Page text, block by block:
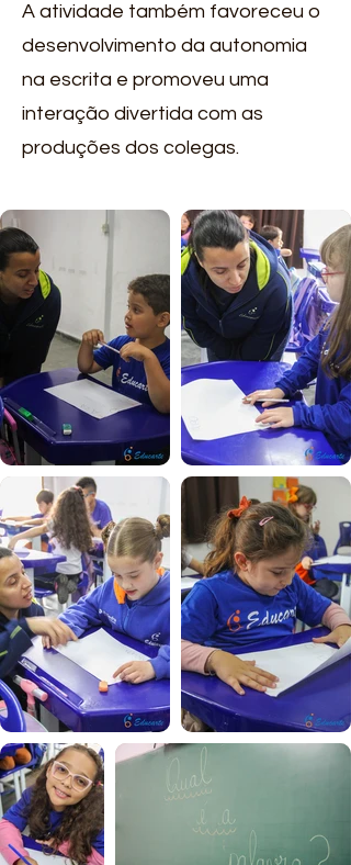
A atividade também favoreceu o
desenvolvimento da autonomia
na escrita e promoveu uma
interação divertida com as
produções dos colegas.